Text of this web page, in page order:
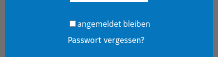
angemeldet bleiben
Passwort vergessen?